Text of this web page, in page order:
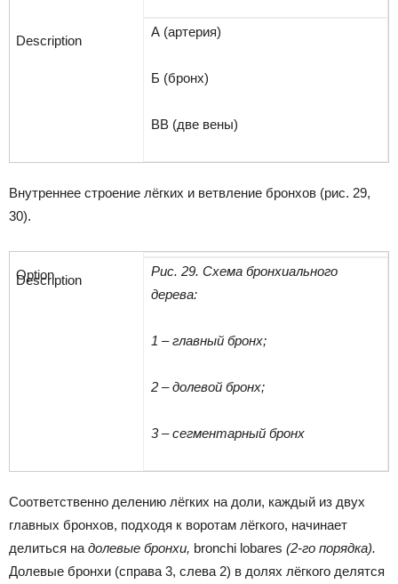
А (артерия)
Б (бронх)
ВВ (две вены)
Внутреннее строение лёгких и ветвление бронхов (рис. 29,
30).
Рис. 29. Схема бронхиального
дерева:
1 – главный бронх;
2 – долевой бронх;
3 – сегментарный бронх
Соответственно делению лёгких на доли, каждый из двух
главных бронхов, подходя к воротам лёгкого, начинает
делиться на долевые бронхи, bronchi lobares (2-го порядка).
Долевые бронхи (справа 3, слева 2) в долях лёгкого делятся